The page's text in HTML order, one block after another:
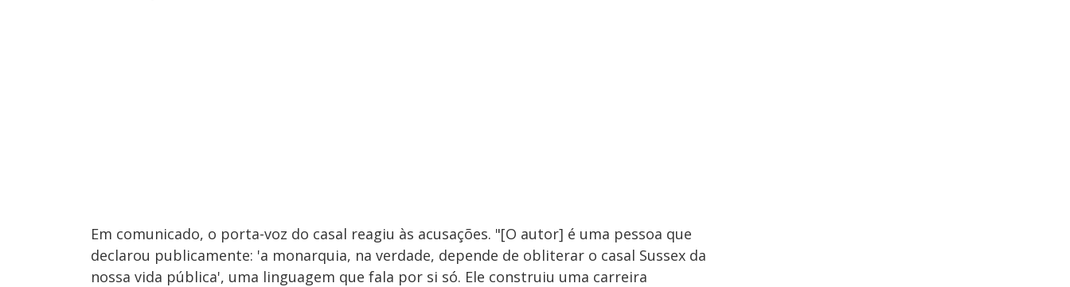
Em comunicado, o porta-voz do casal reagiu às acusações. "[O autor] é uma pessoa que
declarou publicamente: 'a monarquia, na verdade, depende de obliterar o casal Sussex da
nossa vida pública', uma linguagem que fala por si só. Ele construiu uma carreira